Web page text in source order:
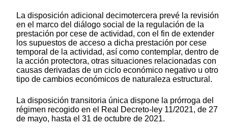
La disposición adicional decimotercera prevé la revisión
en el marco del diálogo social de la regulación de la
prestación por cese de actividad, con el fin de extender
los supuestos de acceso a dicha prestación por cese
temporal de la actividad, así como contemplar, dentro de
la acción protectora, otras situaciones relacionadas con
causas derivadas de un ciclo económico negativo u otro
tipo de cambios económicos de naturaleza estructural.
La disposición transitoria única dispone la prórroga del
régimen recogido en el Real Decreto-ley 11/2021, de 27
de mayo, hasta el 31 de octubre de 2021.